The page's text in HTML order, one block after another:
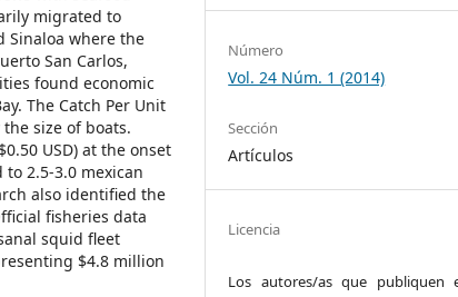
migrated to
Sinaloa where the
San Carlos,
found economic
The Catch Per Unit
size of boats.
USD) at the onset
2.5-3.0 mexican
also identified the
fisheries data
squid fleet
$4.8 million
Número
Vol. 24 Núm. 1 (2014)
Sección
Artículos
Licencia
Los autores/as que publiquen